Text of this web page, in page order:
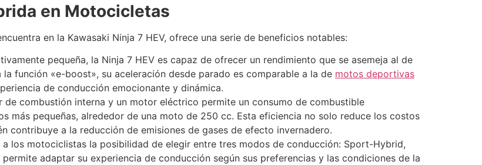
en Motocicletas
en la Kawasaki Ninja 7 HEV, ofrece una serie de beneficios notables:
pequeña, la Ninja 7 HEV es capaz de ofrecer un rendimiento que se asemeja al de
función «e-boost», su aceleración desde parado es comparable a la de motos deportivas
de conducción emocionante y dinámica.
de combustión interna y un motor eléctrico permite un consumo de combustible
más pequeñas, alrededor de una moto de 250 cc. Esta eficiencia no solo reduce los costos
contribuye a la reducción de emisiones de gases de efecto invernadero.
a los motociclistas la posibilidad de elegir entre tres modos de conducción: Sport-Hybrid,
adaptar su experiencia de conducción según sus preferencias y las condiciones de la